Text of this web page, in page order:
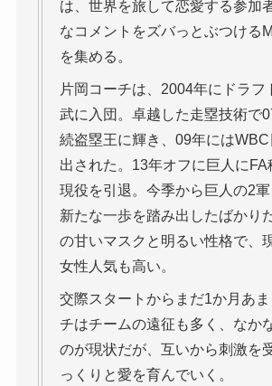
は、世界を旅して恋愛する参加
なコメントをズバっとぶつける
を集める。
片岡コーチは、2004年にドラフ
武に入団。卓越した走塁技術で
続盗塁王に輝き、09年には
出された。13年オフに巨人に
現役を引退。今季から巨人の2
新たな一歩を踏み出したばかり
の甘いマスクと明るい性格で、
女性人気も高い。
交際スタートからまだ1か月あ
チはチームの遠征も多く、なか
のが現状だが、互いから刺激を
っくりと愛を育んでいく。